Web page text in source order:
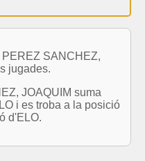
SANCHEZ,
jugades.
JOAQUIM suma
i es troba a la posició
d'ELO.